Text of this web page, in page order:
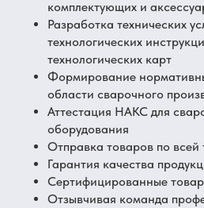
комплектующих и
Разработка технических
технологических
технологических карт
Формирование
области сварочного
Аттестация НАКС для
оборудования
Отправка товаров по
Гарантия качества
Сертифицированные
Отзывчивая команда